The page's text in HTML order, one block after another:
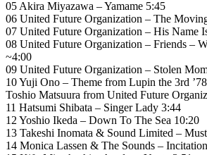
05 Akira Miyazawa – Yamame 5:45
06 United Future Organization – The
07 United Future Organization – His Name
08 United Future Organization – Friends –
~4:00
09 United Future Organization – Stolen
10 Yuji Ono – Theme from Lupin the 3rd
Toshio Matsuura from United Future
11 Hatsumi Shibata – Singer Lady 3:44
12 Yoshio Ikeda – Down To The Sea 10:20
13 Takeshi Inomata & Sound Limited –
14 Monica Lassen & The Sounds –